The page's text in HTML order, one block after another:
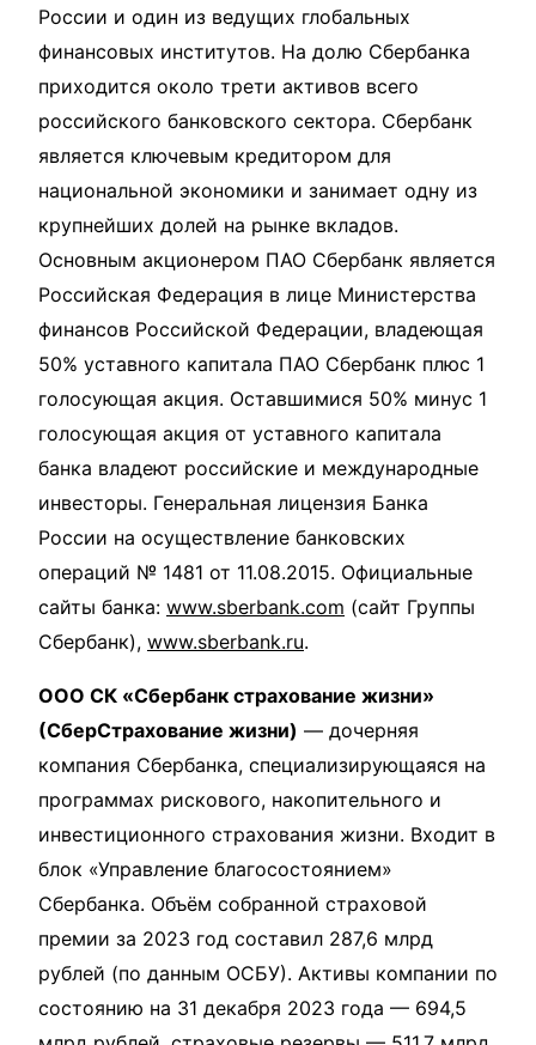
России и один из ведущих глобальных
финансовых институтов. На долю Сбербанка
приходится около трети активов всего
российского банковского сектора. Сбербанк
является ключевым кредитором для
национальной экономики и занимает одну из
крупнейших долей на рынке вкладов.
Основным акционером ПАО Сбербанк является
Российская Федерация в лице Министерства
финансов Российской Федерации, владеющая
50% уставного капитала ПАО Сбербанк плюс 1
голосующая акция. Оставшимися 50% минус 1
голосующая акция от уставного капитала
банка владеют российские и международные
инвесторы. Генеральная лицензия Банка
России на осуществление банковских
операций № 1481 от 11.08.2015. Официальные
сайты банка: www.sberbank.com (сайт Группы
Сбербанк), www.sberbank.ru.
ООО СК «Сбербанк страхование жизни»
(СберСтрахование жизни) — дочерняя
компания Сбербанка, специализирующаяся на
программах рискового, накопительного и
инвестиционного страхования жизни. Входит в
блок «Управление благосостоянием»
Сбербанка. Объём собранной страховой
премии за 2023 год составил 287,6 млрд
рублей (по данным ОСБУ). Активы компании по
состоянию на 31 декабря 2023 года — 694,5